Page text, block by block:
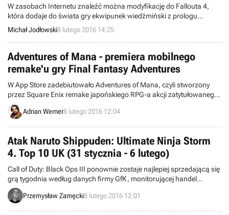
W zasobach Internetu znaleźć można modyfikację do Fallouta 4,
która dodaje do świata gry ekwipunek wiedźmiński z prologu
Wiedźmina 3: Dzikiego Gonu.
Michał Jodłowski8 lutego 2016 14:25
Adventures of Mana - premiera mobilnego
remake'u gry Final Fantasy Adventures
W App Store zadebiutowało Adventures of Mana, czyli stworzony
przez Square Enix remake japońskiego RPG-a akcji zatytułowanego
Final Fantasy Adventures. W porównaniu z pierwowzorem autorzy
opracowali zupełnie nową i w pełni trójwymiarową oprawę
Adrian Werner8 lutego 2016 12:04
Atak Naruto Shippuden: Ultimate Ninja Storm
4. Top 10 UK (31 stycznia - 6 lutego)
Call of Duty: Black Ops III ponownie zostaje najlepiej sprzedającą się
grą tygodnia według danych firmy GfK, monitorującej handel
detaliczny w Wielkiej Brytanii. Wśród nowości pojawiło się między
innymi Naruto Shippuden: Ultimate Ninja Storm 4.
Przemysław Zamęcki8 lutego 2016 12:01